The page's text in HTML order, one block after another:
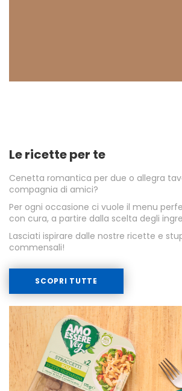
Le ricette per te
Cenetta romantica per due o allegra
compagnia di amici?
Per ogni occasione ci vuole il menu
con cura, a partire dalla scelta degli
Lasciati ispirare dalle nostre ricette e
commensali!
SCOPRI TUTTE